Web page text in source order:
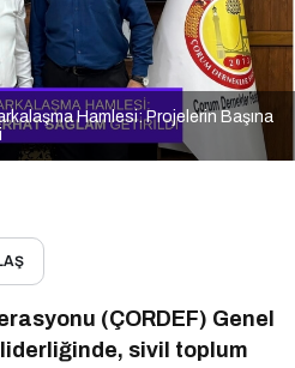
Hamlesi: Projelerin Başına
(ÇORDEF) Genel
liderliğinde, sivil toplum